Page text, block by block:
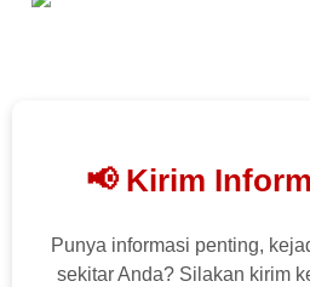
📢 Kirim
Punya informasi penting,
sekitar Anda? Silakan kirim